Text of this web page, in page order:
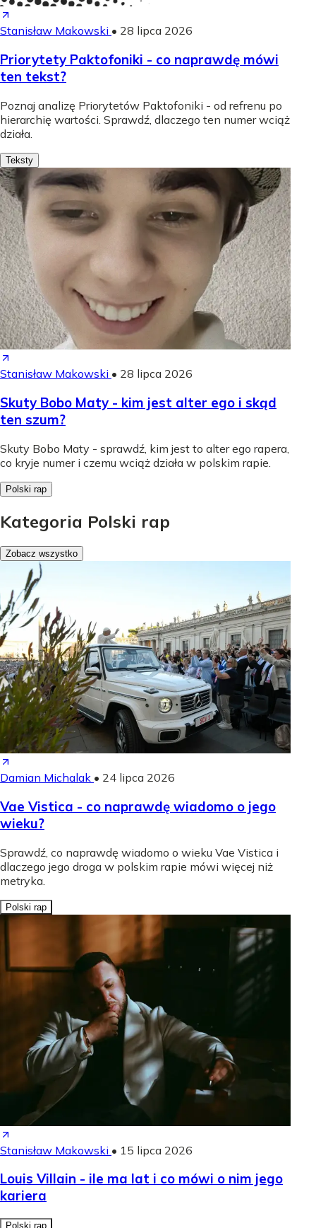
Stanisław Makowski • 28 lipca 2026
Priorytety Paktofoniki - co naprawdę mówi
ten tekst?
Poznaj analizę Priorytetów Paktofoniki - od refrenu po
hierarchię wartości. Sprawdź, dlaczego ten numer wciąż
działa.
Teksty
Stanisław Makowski • 28 lipca 2026
Skuty Bobo Maty - kim jest alter ego i skąd
ten szum?
Skuty Bobo Maty - sprawdź, kim jest to alter ego rapera,
co kryje numer i czemu wciąż działa w polskim rapie.
Polski rap
Kategoria Polski rap
Zobacz wszystko
Damian Michalak • 24 lipca 2026
Vae Vistica - co naprawdę wiadomo o jego
wieku?
Sprawdź, co naprawdę wiadomo o wieku Vae Vistica i
dlaczego jego droga w polskim rapie mówi więcej niż
metryka.
Polski rap
Stanisław Makowski • 15 lipca 2026
Louis Villain - ile ma lat i co mówi o nim jego
kariera
Polski rap